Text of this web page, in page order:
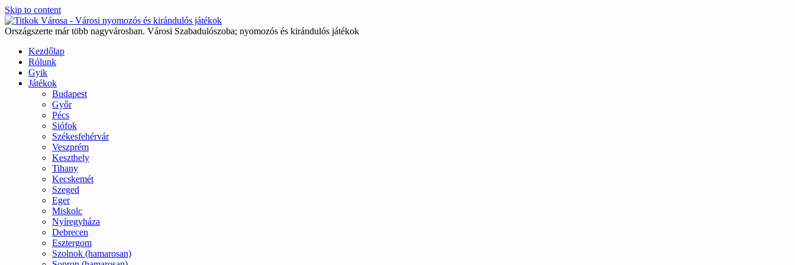
Skip to content
Országszerte már több nagyvárosban. Városi Szabadulószoba; nyomozós és kirándulós játékok
Kezdőlap
Rólunk
Gyik
Játékok
Budapest
Győr
Pécs
Siófok
Székesfehérvár
Veszprém
Keszthely
Tihany
Kecskemét
Szeged
Eger
Miskolc
Nyíregyháza
Debrecen
Esztergom
Szolnok (hamarosan)